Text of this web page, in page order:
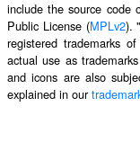
include the source code
Public License (MPLv2).
registered trademarks
actual use as
and icons are also
explained in our